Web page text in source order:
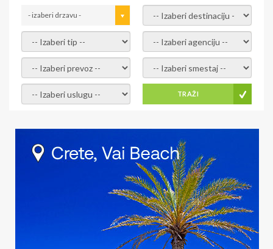
- izaberi drzavu - - izaberi destinaciju -
- izaberi tip - - izaberi agenciju -
- izaberi prevoz - - Izaberite smestaj -
- Izaberite uslugu - TRAŽI